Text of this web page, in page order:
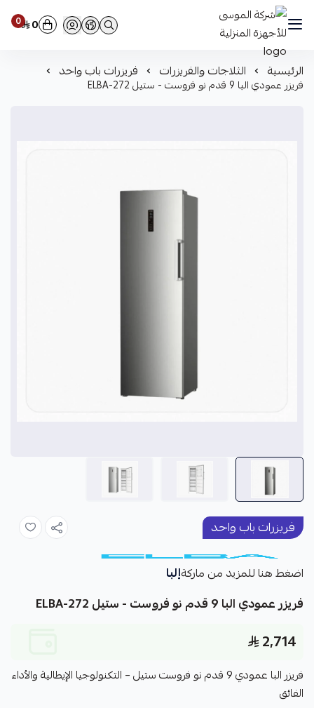
شركة الموسى للأجهزة المنزلية 0 0
الرئيسية الثلاجات والفريزرات فريزرات باب واحد
فريزر عمودي البا 9 قدم نو فروست - ستيل ELBA-272
فريزرات باب واحد
اضغط هنا للمزيد من ماركةإلبا
فريزر عمودي البا 9 قدم نو فروست - ستيل ELBA-272
2,714
فريزر البا عمودي 9 قدم نو فروست ستيل – التكنولوجيا الإيطالية والأداء
الفائق